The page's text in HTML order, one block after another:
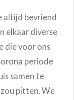
altijd bevriend
elkaar diverse
die voor ons
periode
samen te
zou pitten. We